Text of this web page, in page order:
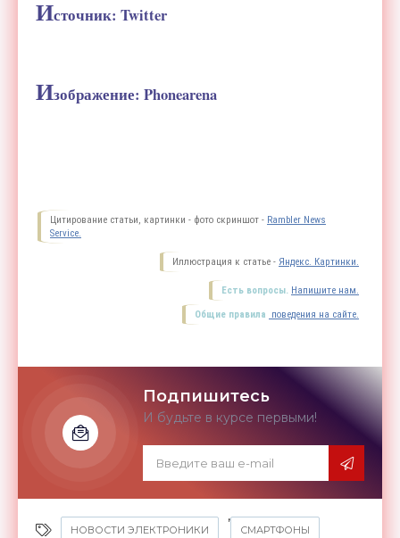
Источник: Twitter
Изображение: Phonearena
Цитирование статьи, картинки - фото скриншот - Rambler News
Service.
Иллюстрация к статье - Яндекс. Картинки.
Есть вопросы. Напишите нам.
Общие правила поведения на сайте.
Подпишитесь
И будьте в курсе первыми!
НОВОСТИ ЭЛЕКТРОНИКИ
,
СМАРТФОНЫ